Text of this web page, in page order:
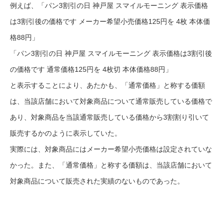
例えば、「パン3割引の日 神戸屋 スマイルモーニング 表示価格
は3割引後の価格です メーカー希望小売価格125円を 4枚 本体価
格88円」
「パン3割引の日 神戸屋 スマイルモーニング 表示価格は3割引後
の価格です 通常価格125円を 4枚切 本体価格88円」
と表示することにより、あたかも、「通常価格」と称する価額
は、当該店舗において対象商品について通常販売している価格で
あり、対象商品を当該通常販売している価格から3割割り引いて
販売するかのように表示していた。
実際には、対象商品にはメーカー希望小売価格は設定されていな
かった。また、「通常価格」と称する価額は、当該店舗において
対象商品について販売された実績のないものであった。